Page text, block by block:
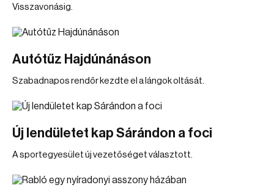
Visszavonásig.
Autótűz Hajdúnánáson
Szabadnapos rendőr kezdte el a lángok oltását.
Új lendületet kap Sárándon a foci
A sportegyesület új vezetőséget választott.